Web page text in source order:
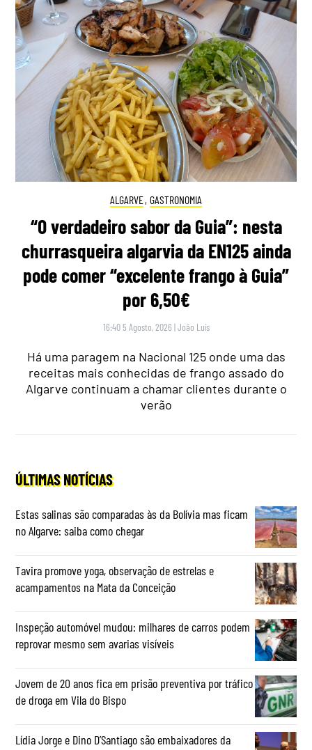
ALGARVE, GASTRONOMIA
“O verdadeiro sabor da Guia”: nesta
churrasqueira algarvia da EN125 ainda
pode comer “excelente frango à Guia”
por 6,50€
16:40 5 Agosto, 2026 |João Luís
Há uma paragem na Nacional 125 onde uma das
receitas mais conhecidas de frango assado do
Algarve continuam a chamar clientes durante o
verão
ÚLTIMAS NOTÍCIAS
Estas salinas são comparadas às da Bolívia mas ficam
no Algarve: saiba como chegar
Tavira promove yoga, observação de estrelas e
acampamentos na Mata da Conceição
Inspeção automóvel mudou: milhares de carros podem
reprovar mesmo sem avarias visíveis
Jovem de 20 anos fica em prisão preventiva por tráfico
de droga em Vila do Bispo
Lídia Jorge e Dino D’Santiago são embaixadores da